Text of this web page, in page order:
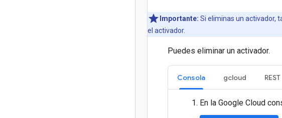
Importante: Si eliminas un activador,
el activador.
Puedes eliminar un activador.
Consola gcloud REST
En la Google Cloud